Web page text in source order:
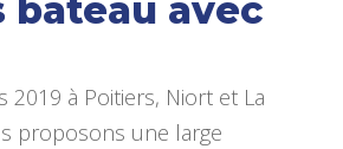
bateau avec
2019 à Poitiers, Niort et La
proposons une large